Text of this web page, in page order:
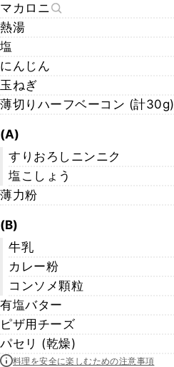
マカロニ
熱湯
塩
にんじん
玉ねぎ
薄切りハーフベーコン (計30g)
(A)
すりおろしニンニク
塩こしょう
薄力粉
(B)
牛乳
カレー粉
コンソメ顆粒
有塩バター
ピザ用チーズ
パセリ (乾燥)
料理を安全に楽しむための注意事項